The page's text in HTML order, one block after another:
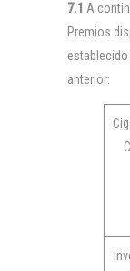
7.1 A
Premios
establecido
anterior: